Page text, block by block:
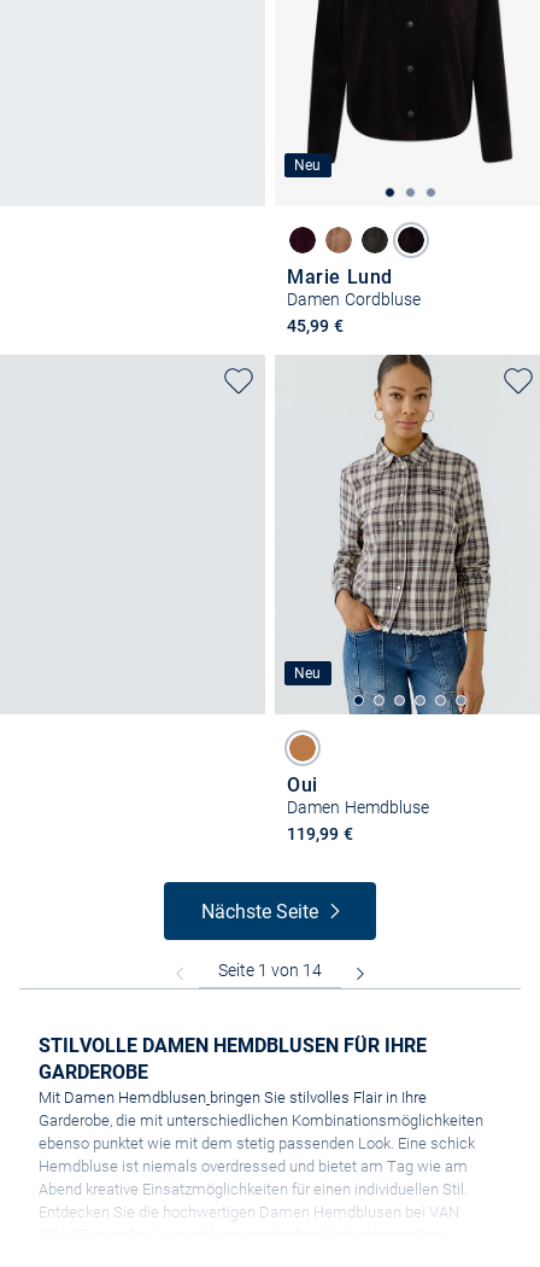
Neu
Marie Lund
Damen Cordbluse
45,99 €
Neu
Oui
Damen Hemdbluse
119,99 €
Nächste Seite
STILVOLLE DAMEN HEMDBLUSEN FÜR IHRE
GARDEROBE
Mit Damen Hemdblusen bringen Sie stilvolles Flair in Ihre
Garderobe, die mit unterschiedlichen Kombinationsmöglichkeiten
ebenso punktet wie mit dem stetig passenden Look. Eine schick
Hemdbluse ist niemals overdressed und bietet am Tag wie am
Abend kreative Einsatzmöglichkeiten für einen individuellen Stil.
Entdecken Sie die hochwertigen Damen Hemdblusen bei VAN